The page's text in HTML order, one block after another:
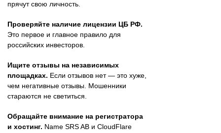
прячут свою личность.
Проверяйте наличие лицензии ЦБ РФ.
Это первое и главное правило для
российских инвесторов.
Ищите отзывы на независимых
площадках. Если отзывов нет — это хуже,
чем негативные отзывы. Мошенники
стараются не светиться.
Обращайте внимание на регистратора
и хостинг. Name SRS AB и CloudFlare